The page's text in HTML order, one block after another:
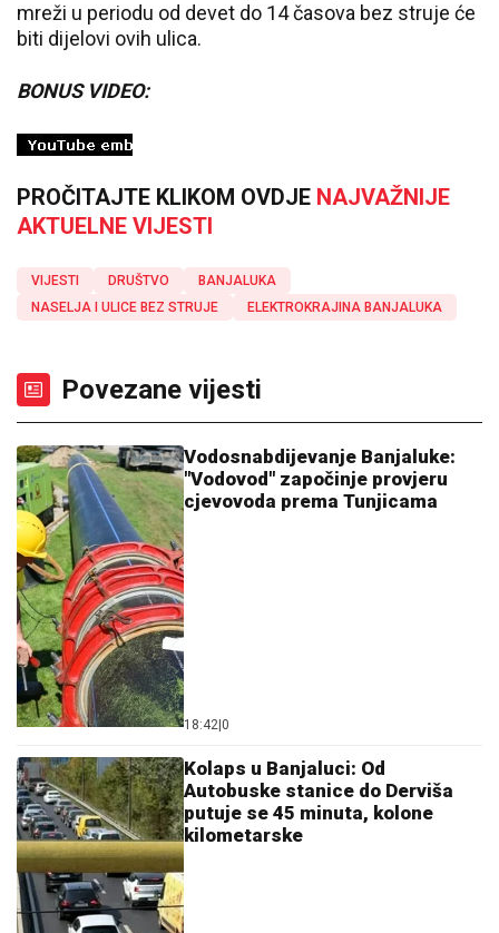
mreži u periodu od devet do 14 časova bez struje će
biti dijelovi ovih ulica.
BONUS VIDEO:
PROČITAJTE KLIKOM OVDJE NAJVAŽNIJE
AKTUELNE VIJESTI
VIJESTI DRUŠTVO
BANJALUKA
NASELJA I ULICE BEZ STRUJE
ELEKTROKRAJINA BANJALUKA
Povezane vijesti
Vodosnabdijevanje Banjaluke:
"Vodovod" započinje provjeru
cjevovoda prema Tunjicama
18:42 0
Kolaps u Banjaluci: Od
Autobuske stanice do Derviša
putuje se 45 minuta, kolone
kilometarske